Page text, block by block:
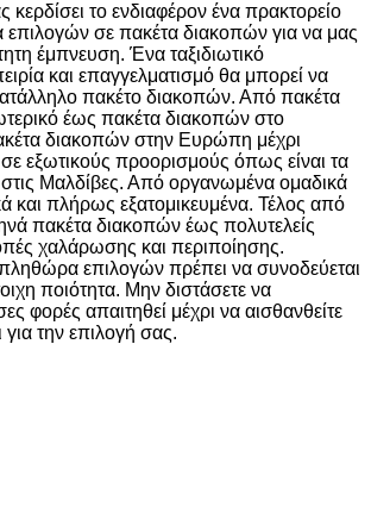
κερδίσει το ενδιαφέρον ένα πρακτορείο
σε πακέτα διακοπών για να μας
έμπνευση. Ένα ταξιδιωτικό
και επαγγελματισμό θα μπορεί να
πακέτο διακοπών. Από πακέτα
έως πακέτα διακοπών στο
διακοπών στην Ευρώπη μέχρι
εξωτικούς προορισμούς όπως είναι τα
Μαλδίβες. Από οργανωμένα ομαδικά
και πλήρως εξατομικευμένα. Τέλος από
πακέτα διακοπών έως πολυτελείς
χαλάρωσης και περιποίησης.
επιλογών πρέπει να συνοδεύεται
ποιότητα. Μην διστάσετε να
φορές απαιτηθεί μέχρι να αισθανθείτε
για την επιλογή σας.